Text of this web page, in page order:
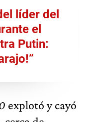
líder del
el
Putin:
explotó y cayó